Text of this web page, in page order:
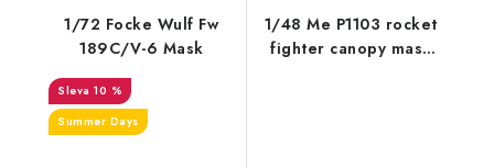
1/72 Focke Wulf Fw
189C/V-6 Mask
10 %
Summer Days
1/48 Me P1103 rocket
fighter canopy mask